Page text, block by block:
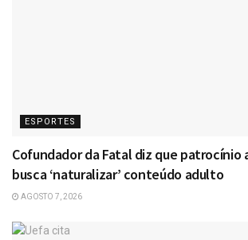
ESPORTES
Cofundador da Fatal diz que patrocínio
busca ‘naturalizar’ conteúdo adulto
AGOSTO 7, 2026